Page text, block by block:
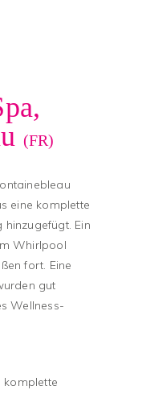
(FR)
eine komplette
hinzugefügt. Ein
Whirlpool
fort. Eine
gut
Wellness-
komplette